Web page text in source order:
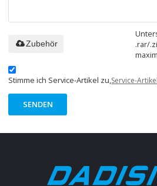
.rar/
Zubehör
Stimme ich Service-Artikel zu,Service-Artikel
SENDEN